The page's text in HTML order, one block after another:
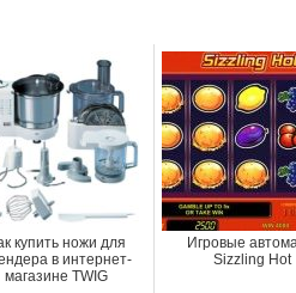
купить ножи для
в интернет-
магазине TWIG
Игровые
Sizzling Hot